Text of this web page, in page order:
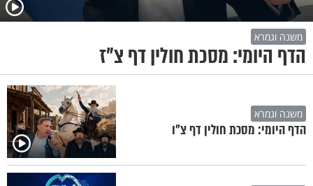
משנה וגמרא
הדף היומי: מסכת חולין דף צ"ז
משנה וגמרא
הדף היומי: מסכת חולין דף צ"ו